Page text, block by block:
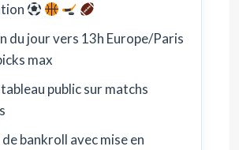
du jour vers 13h Europe/Paris
max
public sur matchs
bankroll avec mise en